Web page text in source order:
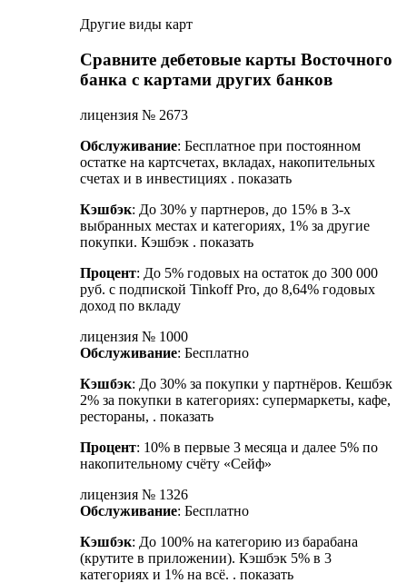
Другие виды карт
Сравните дебетовые карты Восточного
банка с картами других банков
лицензия № 2673
Обслуживание: Бесплатное при постоянном
остатке на картсчетах, вкладах, накопительных
счетах и в инвестициях . показать
Кэшбэк: До 30% у партнеров, до 15% в 3-х
выбранных местах и категориях, 1% за другие
покупки. Кэшбэк . показать
Процент: До 5% годовых на остаток до 300 000
руб. с подпиской Tinkoff Pro, до 8,64% годовых
доход по вкладу
лицензия № 1000
Обслуживание: Бесплатно
Кэшбэк: До 30% за покупки у партнёров. Кешбэк
2% за покупки в категориях: супермаркеты, кафе,
рестораны, . показать
Процент: 10% в первые 3 месяца и далее 5% по
накопительному счёту «Сейф»
лицензия № 1326
Обслуживание: Бесплатно
Кэшбэк: До 100% на категорию из барабана
(крутите в приложении). Кэшбэк 5% в 3
категориях и 1% на всё. . показать